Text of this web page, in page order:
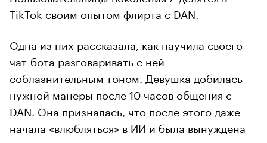
TikTok своим опытом флирта с DAN.
Одна из них рассказала, как научила своего
чат-бота разговаривать с ней
соблазнительным тоном. Девушка добилась
нужной манеры после 10 часов общения с
DAN. Она призналась, что после этого даже
начала «влюбляться» в ИИ и была вынуждена